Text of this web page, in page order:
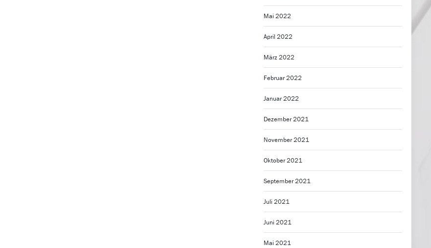
Mai 2022
April 2022
März 2022
Februar 2022
Januar 2022
Dezember 2021
November 2021
Oktober 2021
September 2021
Juli 2021
Juni 2021
Mai 2021